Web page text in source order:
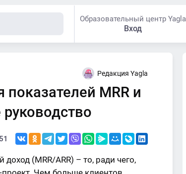
Образовательный центр Yagla
Вход
Редакция Yagla
MRR и
51
(MRR/ARR) – то, ради чего,